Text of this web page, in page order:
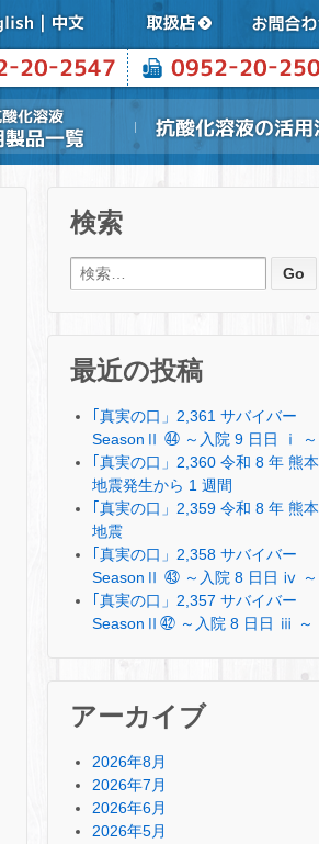
検索
検索:
最近の投稿
｢真実の口」2,361 サバイバー
SeasonⅡ ㊹ ～入院 9 日日 ⅰ ～
｢真実の口」2,360 令和 8 年 熊本
地震発生から 1 週間
｢真実の口」2,359 令和 8 年 熊本
地震
｢真実の口」2,358 サバイバー
SeasonⅡ ㊸ ～入院 8 日日 ⅳ ～
｢真実の口」2,357 サバイバー
SeasonⅡ㊷ ～入院 8 日日 ⅲ ～
アーカイブ
2026年8月
2026年7月
2026年6月
2026年5月